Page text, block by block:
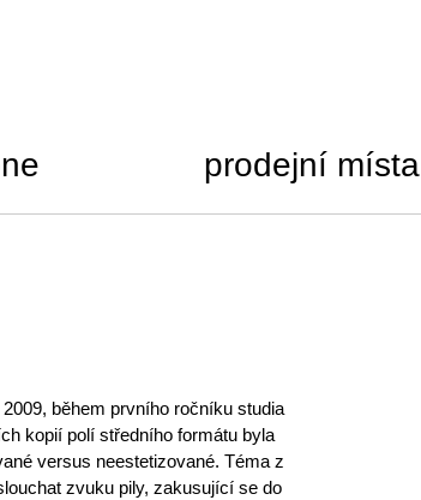
prodejní místa
během prvního ročníku studia
kopií polí středního formátu byla
versus neestetizované. Téma z
zvuku pily, zakusující se do